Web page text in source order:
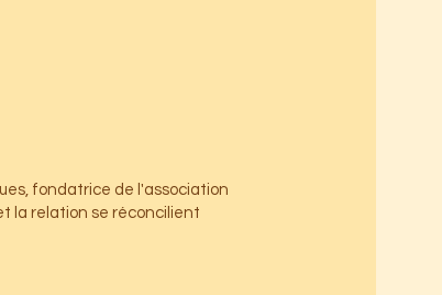
fondatrice de l'association
la relation se réconcilient.